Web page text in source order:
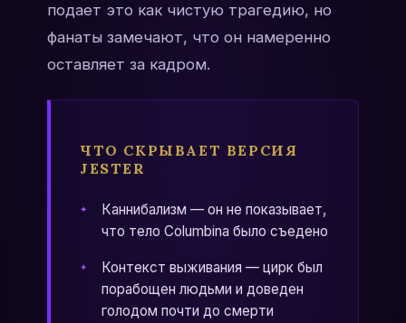
подает это как чистую трагедию, но
фанаты замечают, что он намеренно
оставляет за кадром.
ЧТО СКРЫВАЕТ ВЕРСИЯ
JESTER
Каннибализм — он не показывает,
что тело Columbina было съедено
Контекст выживания — цирк был
порабощен людьми и доведен
голодом почти до смерти